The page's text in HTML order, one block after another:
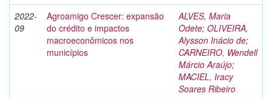
2022-
09
Agroamigo Crescer: expansão
do crédito e impactos
macroeconômicos nos
municípios
ALVES, Maria
Odete; OLIVEIRA,
Alysson Inácio de;
CARNEIRO, Wendell
Márcio Araújo;
MACIEL, Iracy
Soares Ribeiro